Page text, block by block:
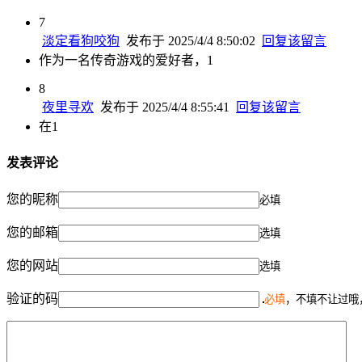
7
淡定看狗咬狗 发布于 2025/4/4 8:50:02
回复该留言
作为一名传奇游戏的爱好者，1
8
夜里寻欢 发布于 2025/4/4 8:55:41
回复该留言
在1
发表评论
您的昵称 必填
您的邮箱 选填
您的网站 选填
验证的码 必填，不填不让过